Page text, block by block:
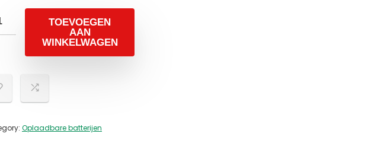
TOEVOEGEN
AAN
WINKELWAGEN
Oplaadbare batterijen